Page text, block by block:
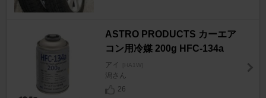
ASTRO PRODUCTS カーエア
コン用冷媒 200g HFC-134a
アイ [HA1W]
潟さん
26